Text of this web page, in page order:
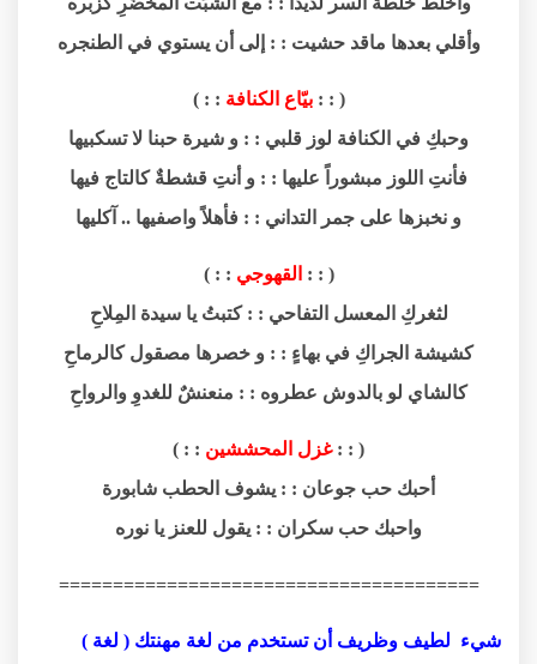
وأقلي بعدها ماقد حشيت : : إلى أن يستوي في الطنجره
( : :بيّاع الكنافة : : )
وحبكِ في الكنافة لوز قلبي : : و شيرة حبنا لا تسكبيها
فأنتِ اللوز مبشوراً عليها : : و أنتِ قشطةٌ كالتاج فيها
و نخبزها على جمر التداني : : فأهلاً واصفيها .. آكليها
( : : القهوجي : : )
لثغركِ المعسل التفاحي : : كتبتُ يا سيدة المِلاحِ
كشيشة الجراكِ في بهاءٍ : : و خصرها مصقول كالرماحِ
كالشاي لو بالدوش عطروه : : منعنشٌ للغدوِ والرواحِ
( : :غزل المحششين : : )
أحبك حب جوعان : : يشوف الحطب شابورة
واحبك حب سكران : : يقول للعنز يا نوره
=======================================
شيء لطيف وظريف أن تستخدم من لغة مهنتك ( لغة )